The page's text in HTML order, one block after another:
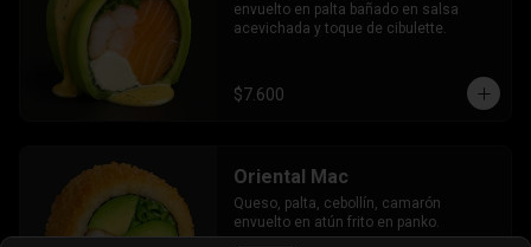
envuelto en palta bañado en salsa
acevichada y toque de cibulette.
$7.600
Oriental Mac
Queso, palta, cebollín, camarón
envuelto en atún frito en panko.